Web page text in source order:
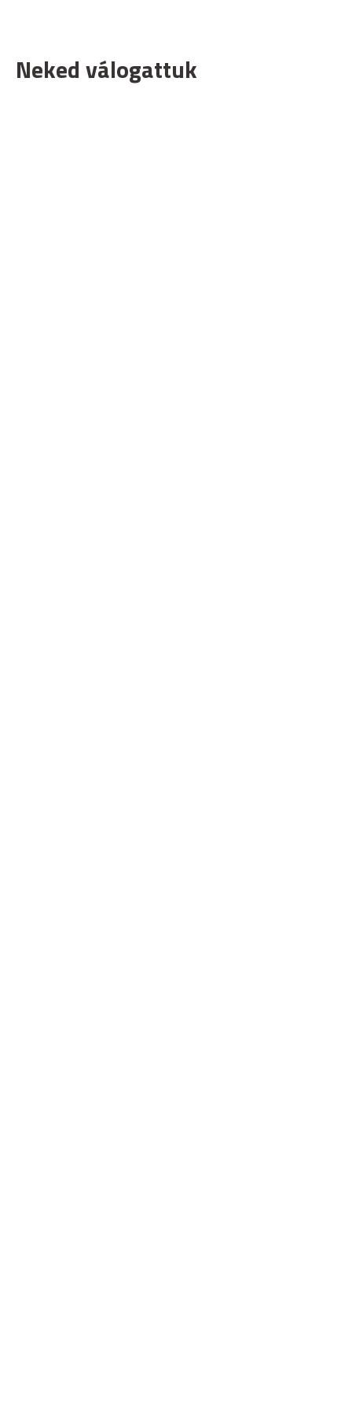
Neked válogattuk